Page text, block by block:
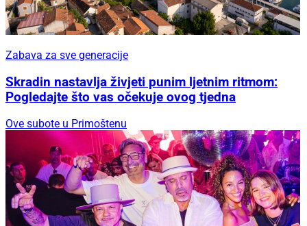
Zabava za sve generacije
Skradin nastavlja živjeti punim ljetnim ritmom:
Pogledajte što vas očekuje ovog tjedna
Ove subote u Primoštenu